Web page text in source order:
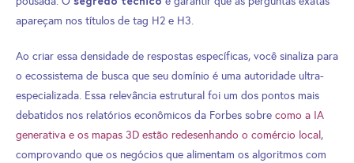
apareçam nos títulos de tag H2 e H3.
Ao criar essa densidade de respostas específicas, você sinaliza para
o ecossistema de busca que seu domínio é uma autoridade ultra-
especializada. Essa relevância estrutural foi um dos pontos mais
debatidos nos relatórios econômicos da Forbes sobre como a IA
generativa e os mapas 3D estão redesenhando o comércio local,
comprovando que os negócios que alimentam os algoritmos com